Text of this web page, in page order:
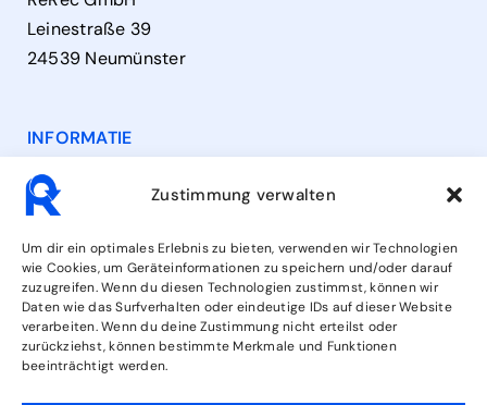
Zustimmung verwalten
Um dir ein optimales Erlebnis zu bieten, verwenden wir Technologien
wie Cookies, um Geräteinformationen zu speichern und/oder darauf
zuzugreifen. Wenn du diesen Technologien zustimmst, können wir
Daten wie das Surfverhalten oder eindeutige IDs auf dieser Website
verarbeiten. Wenn du deine Zustimmung nicht erteilst oder
zurückziehst, können bestimmte Merkmale und Funktionen
beeinträchtigt werden.
Leinestraße 39
24539 Neumünster
INFORMATIE
Contact
Openingstijden
Diensten